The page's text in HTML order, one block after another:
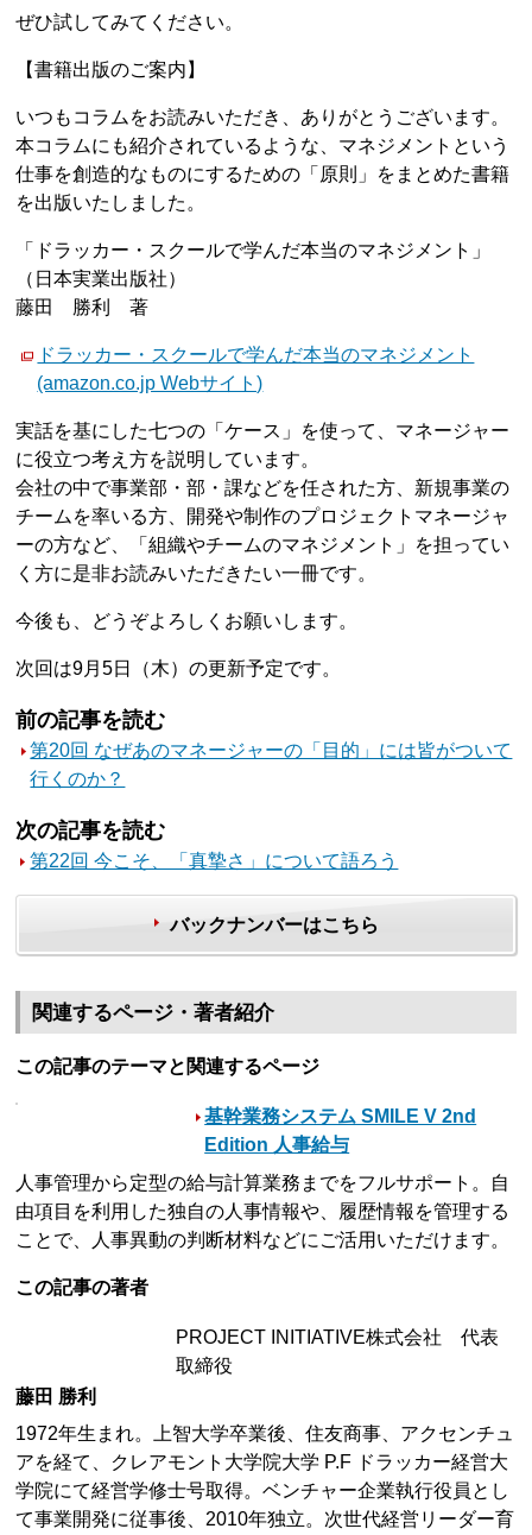
ぜひ試してみてください。
【書籍出版のご案内】
いつもコラムをお読みいただき、ありがとうございます。
本コラムにも紹介されているような、マネジメントという
仕事を創造的なものにするための「原則」をまとめた書籍
を出版いたしました。
「ドラッカー・スクールで学んだ本当のマネジメント」
（日本実業出版社）
藤田 勝利 著
ドラッカー・スクールで学んだ本当のマネジメント
(amazon.co.jp Webサイト)
実話を基にした七つの「ケース」を使って、マネージャー
に役立つ考え方を説明しています。
会社の中で事業部・部・課などを任された方、新規事業の
チームを率いる方、開発や制作のプロジェクトマネージャ
ーの方など、「組織やチームのマネジメント」を担ってい
く方に是非お読みいただきたい一冊です。
今後も、どうぞよろしくお願いします。
次回は9月5日（木）の更新予定です。
前の記事を読む
第20回 なぜあのマネージャーの「目的」には皆がついて
行くのか？
次の記事を読む
第22回 今こそ、「真摯さ」について語ろう
バックナンバーはこちら
関連するページ・著者紹介
この記事のテーマと関連するページ
基幹業務システム SMILE V 2nd
Edition 人事給与
人事管理から定型の給与計算業務までをフルサポート。自
由項目を利用した独自の人事情報や、履歴情報を管理する
ことで、人事異動の判断材料などにご活用いただけます。
この記事の著者
PROJECT INITIATIVE株式会社 代表
取締役
藤田 勝利
1972年生まれ。上智大学卒業後、住友商事、アクセンチュ
アを経て、クレアモント大学院大学 P.F ドラッカー経営大
学院にて経営学修士号取得。ベンチャー企業執行役員とし
て事業開発に従事後、2010年独立。次世代経営リーダー育